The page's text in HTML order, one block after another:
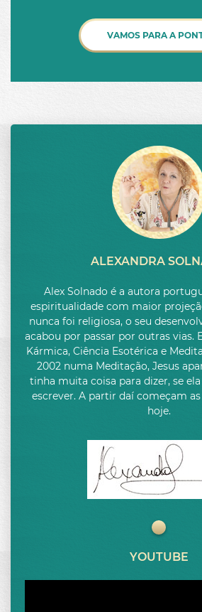
VAMOS PARA A
ALEXANDRA
Alex Solnado é a autora
espiritualidade com maior
nunca foi religiosa, o seu
acabou por passar por outras vias.
Kármica, Ciência Esotérica e
2002 numa Meditação, Jesus
tinha muita coisa para dizer, se
escrever. A partir daí começam
hoje.
YOUTUBE